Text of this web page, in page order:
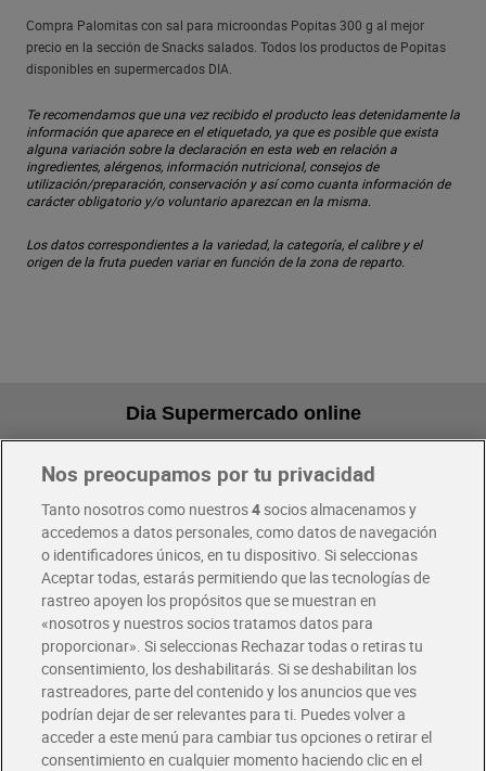
Compra Palomitas con sal para microondas Popitas 300 g al mejor
precio en la sección de Snacks salados. Todos los productos de Popitas
disponibles en supermercados DIA.
Te recomendamos que una vez recibido el producto leas detenidamente la
información que aparece en el etiquetado, ya que es posible que exista
alguna variación sobre la declaración en esta web en relación a
ingredientes, alérgenos, información nutricional, consejos de
utilización/preparación, conservación y así como cuanta información de
carácter obligatorio y/o voluntario aparezcan en la misma.
Los datos correspondientes a la variedad, la categoría, el calibre y el
origen de la fruta pueden variar en función de la zona de reparto.
Dia Supermercado online
Pide hoy, recibe hoy
Envío gratis por compras superiores a 100€
Envío estandar por 4,99€
Glovo y Uber Eats
Solicita tu factura de Glovo o Uber Eats
Únete al CLUB Dia
Disfruta las ventajas y ofertas exclusivas.
Descárgate la APP Dia
Nos preocupamos por tu privacidad
Tanto nosotros como nuestros4socios almacenamos y
accedemos a datos personales, como datos de navegación
o identificadores únicos, en tu dispositivo. Si seleccionas
Aceptar todas, estarás permitiendo que las tecnologías de
rastreo apoyen los propósitos que se muestran en
«nosotros y nuestros socios tratamos datos para
proporcionar». Si seleccionas Rechazar todas o retiras tu
consentimiento, los deshabilitarás. Si se deshabilitan los
rastreadores, parte del contenido y los anuncios que ves
podrían dejar de ser relevantes para ti. Puedes volver a
acceder a este menú para cambiar tus opciones o retirar el
consentimiento en cualquier momento haciendo clic en el